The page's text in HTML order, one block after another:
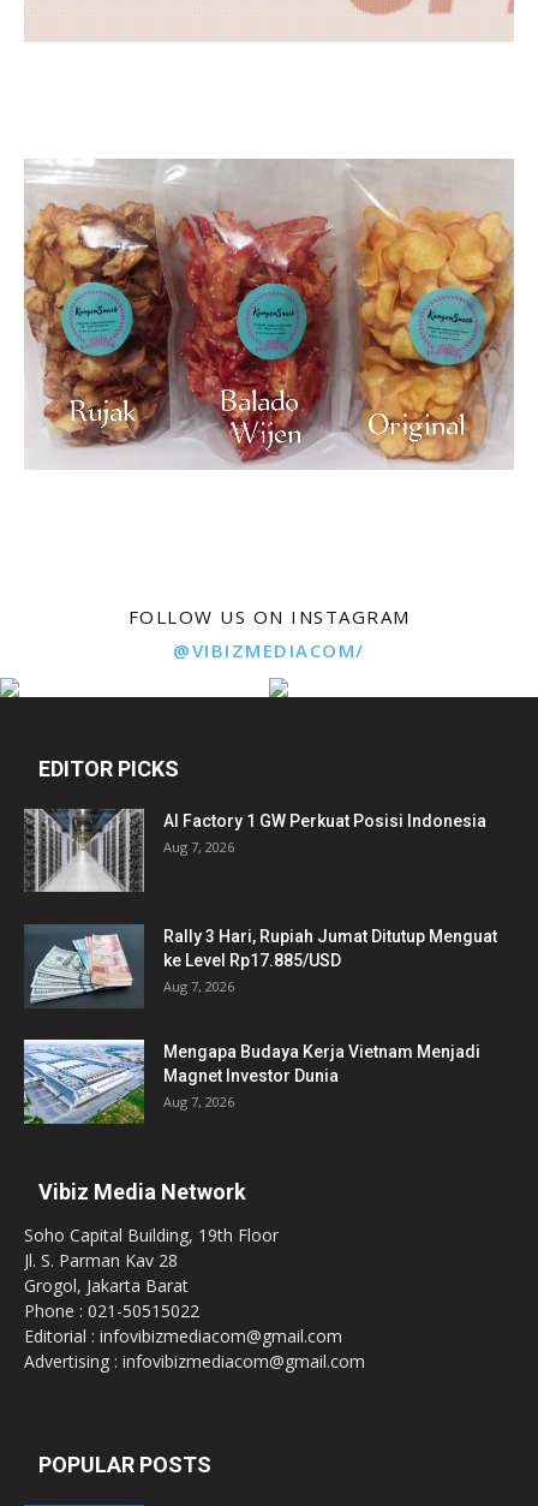
FOLLOW US ON INSTAGRAM
@VIBIZMEDIACOM/
EDITOR PICKS
AI Factory 1 GW Perkuat Posisi Indonesia
Aug 7, 2026
Rally 3 Hari, Rupiah Jumat Ditutup Menguat
ke Level Rp17.885/USD
Aug 7, 2026
Mengapa Budaya Kerja Vietnam Menjadi
Magnet Investor Dunia
Aug 7, 2026
Vibiz Media Network
Soho Capital Building, 19th Floor
Jl. S. Parman Kav 28
Grogol, Jakarta Barat
Phone : 021-50515022
Editorial : infovibizmediacom@gmail.com
Advertising : infovibizmediacom@gmail.com
POPULAR POSTS